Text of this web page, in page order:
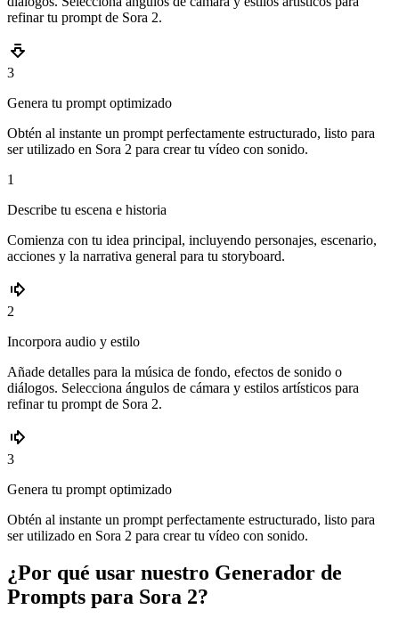
refinar tu prompt de Sora 2.
3
Genera tu prompt optimizado
Obtén al instante un prompt perfectamente estructurado, listo para
ser utilizado en Sora 2 para crear tu vídeo con sonido.
1
Describe tu escena e historia
Comienza con tu idea principal, incluyendo personajes, escenario,
acciones y la narrativa general para tu storyboard.
2
Incorpora audio y estilo
Añade detalles para la música de fondo, efectos de sonido o
diálogos. Selecciona ángulos de cámara y estilos artísticos para
refinar tu prompt de Sora 2.
3
Genera tu prompt optimizado
Obtén al instante un prompt perfectamente estructurado, listo para
ser utilizado en Sora 2 para crear tu vídeo con sonido.
¿Por qué usar nuestro Generador de
Prompts para Sora 2?